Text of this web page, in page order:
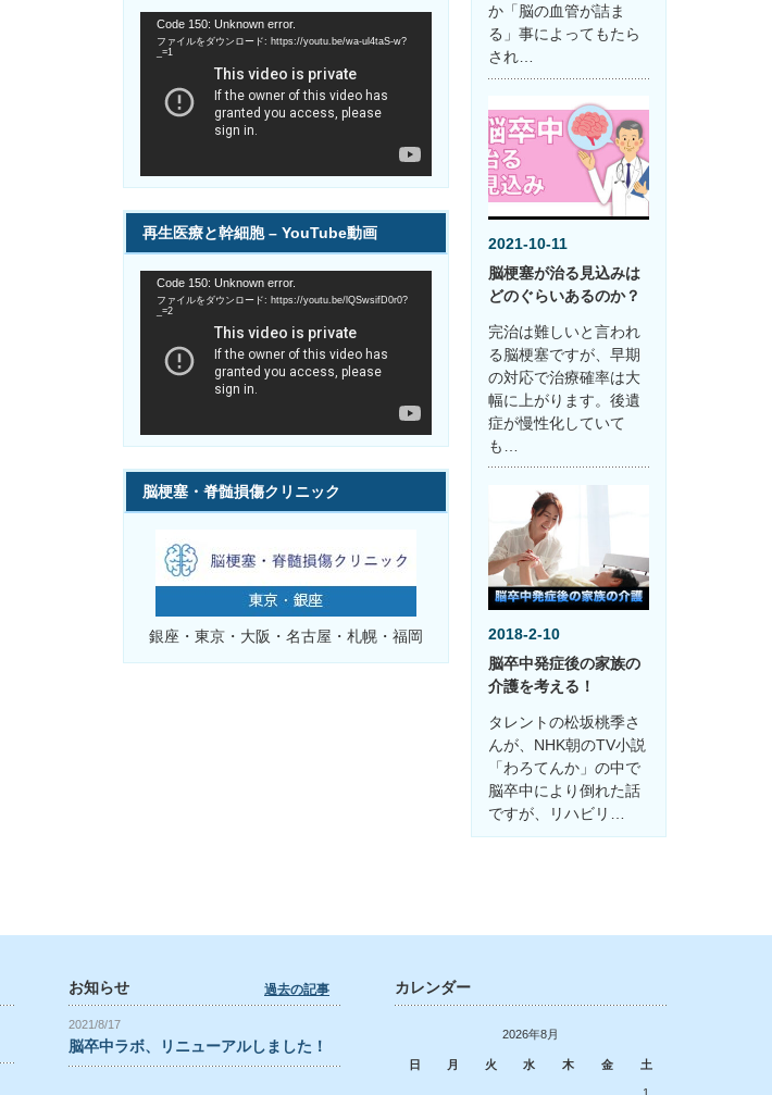
Code 150: Unknown error.
ファイルをダウンロード: https://youtu.be/wa-ul4taS-w?
_=1
再生医療と幹細胞 – YouTube動画
Code 150: Unknown error.
ファイルをダウンロード: https://youtu.be/lQSwsifD0r0?
_=2
脳梗塞・脊髄損傷クリニック
銀座・東京・大阪・名古屋・札幌・福岡
か「脳の血管が詰ま
る」事によってもたら
され…
2021-10-11
脳梗塞が治る見込みは
どのぐらいあるのか？
完治は難しいと言われ
る脳梗塞ですが、早期
の対応で治療確率は大
幅に上がります。後遺
症が慢性化していて
も…
2018-2-10
脳卒中発症後の家族の
介護を考える！
タレントの松坂桃季さ
んが、NHK朝のTV小説
「わろてんか」の中で
脳卒中により倒れた話
ですが、リハビリ…
お知らせ
2021/8/17
脳卒中ラボ、リニューアルしました！
過去の記事 カレンダー
2026年8月
日 月 火 水 木 金 土